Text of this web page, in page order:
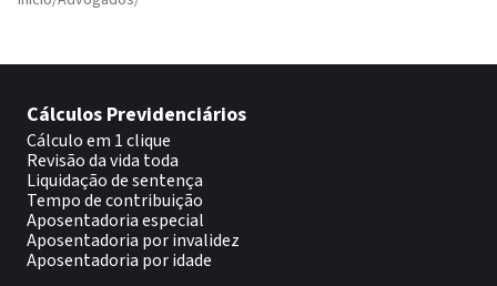
Cálculos Previdenciários
Cálculo em 1 clique
Revisão da vida toda
Liquidação de sentença
Tempo de contribuição
Aposentadoria especial
Aposentadoria por invalidez
Aposentadoria por idade